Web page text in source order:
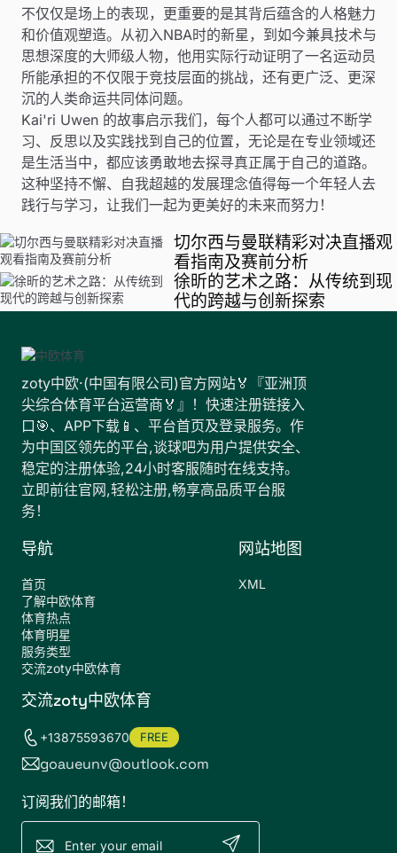
不仅仅是场上的表现，更重要的是其背后蕴含的人格魅力
和价值观塑造。从初入NBA时的新星，到如今兼具技术与
思想深度的大师级人物，他用实际行动证明了一名运动员
所能承担的不仅限于竞技层面的挑战，还有更广泛、更深
沉的人类命运共同体问题。
Kai'ri Uwen 的故事启示我们，每个人都可以通过不断学
习、反思以及实践找到自己的位置，无论是在专业领域还
是生活当中，都应该勇敢地去探寻真正属于自己的道路。
这种坚持不懈、自我超越的发展理念值得每一个年轻人去
践行与学习，让我们一起为更美好的未来而努力！
切尔西与曼联精彩对决直播观
看指南及赛前分析
徐昕的艺术之路：从传统到现
代的跨越与创新探索
zoty中欧·(中国有限公司)官方网站🏅『亚洲顶
尖综合体育平台运营商🏅』！快速注册链接入
口🎯、APP下载📱、平台首页及登录服务。作
为中国区领先的平台,谈球吧为用户提供安全、
稳定的注册体验,24小时客服随时在线支持。
立即前往官网,轻松注册,畅享高品质平台服
务！
导航
首页
了解中欧体育
体育热点
体育明星
服务类型
交流zoty中欧体育
网站地图
XML
交流zoty中欧体育
+13875593670 FREE
goaueunv@outlook.com
订阅我们的邮箱！